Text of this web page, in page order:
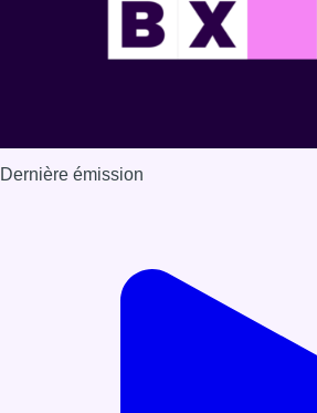
Dernière émission